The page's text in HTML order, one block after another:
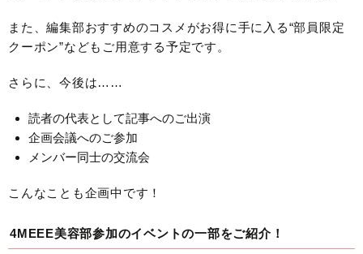
また、編集部おすすめのコスメがお得に手に入る“部員限定
クーポン”などもご用意する予定です。
さらに、今後は……
読者の代表として記事へのご出演
企画会議へのご参加
メンバー同士の交流会
こんなことも企画中です！
4MEEE美容部参加のイベントの一部をご紹介！